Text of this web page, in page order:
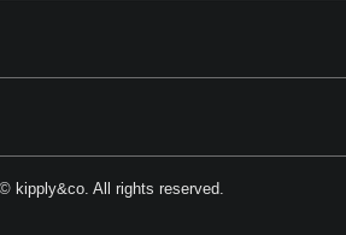
kipply&co. All rights reserved.